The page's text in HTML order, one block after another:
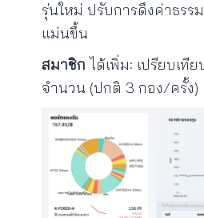
รุ่นใหม่ ปรับการดึงค่าธรร
แม่นขึ้น
สมาชิก ได้เพิ่ม: เปรียบเที
จำนวน (ปกติ 3 กอง/ครั้ง)